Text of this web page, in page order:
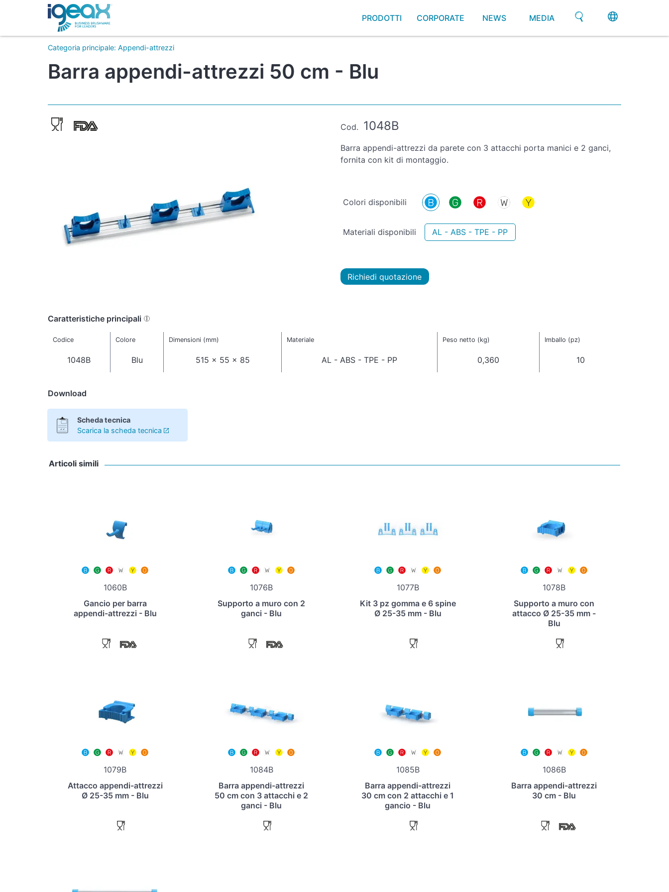
PRODOTTI CORPORATE NEWS MEDIA
Categoria principale: Appendi-attrezzi
Barra appendi-attrezzi 50 cm - Blu
Cod. 1048B
Barra appendi-attrezzi da parete con 3 attacchi porta manici e 2 ganci,
fornita con kit di montaggio.
Colori disponibili
Materiali disponibili AL - ABS - TPE - PP
Richiedi quotazione
Caratteristiche principali
Codice Colore Dimensioni (mm) Materiale Peso netto (kg) Imballo (pz)
1048B Blu 515 x 55 x 85 AL - ABS - TPE - PP 0,360 10
Download
Scheda tecnica
Scarica la scheda tecnica
Articoli simili
1060B
Gancio per barra
appendi-attrezzi - Blu
1076B
Supporto a muro con 2
ganci - Blu
1077B
Kit 3 pz gomma e 6 spine
Ø 25-35 mm - Blu
1078B
Supporto a muro con
attacco Ø 25-35 mm -
Blu
1079B
Attacco appendi-attrezzi
Ø 25-35 mm - Blu
1084B
Barra appendi-attrezzi
50 cm con 3 attacchi e 2
ganci - Blu
1085B
Barra appendi-attrezzi
30 cm con 2 attacchi e 1
gancio - Blu
1086B
Barra appendi-attrezzi
30 cm - Blu